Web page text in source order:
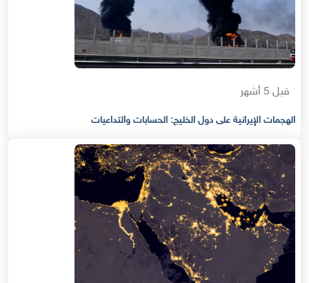
قبل 5 أشهر
الهجمات الإيرانية على دول الخليج: الحسابات والتداعيات